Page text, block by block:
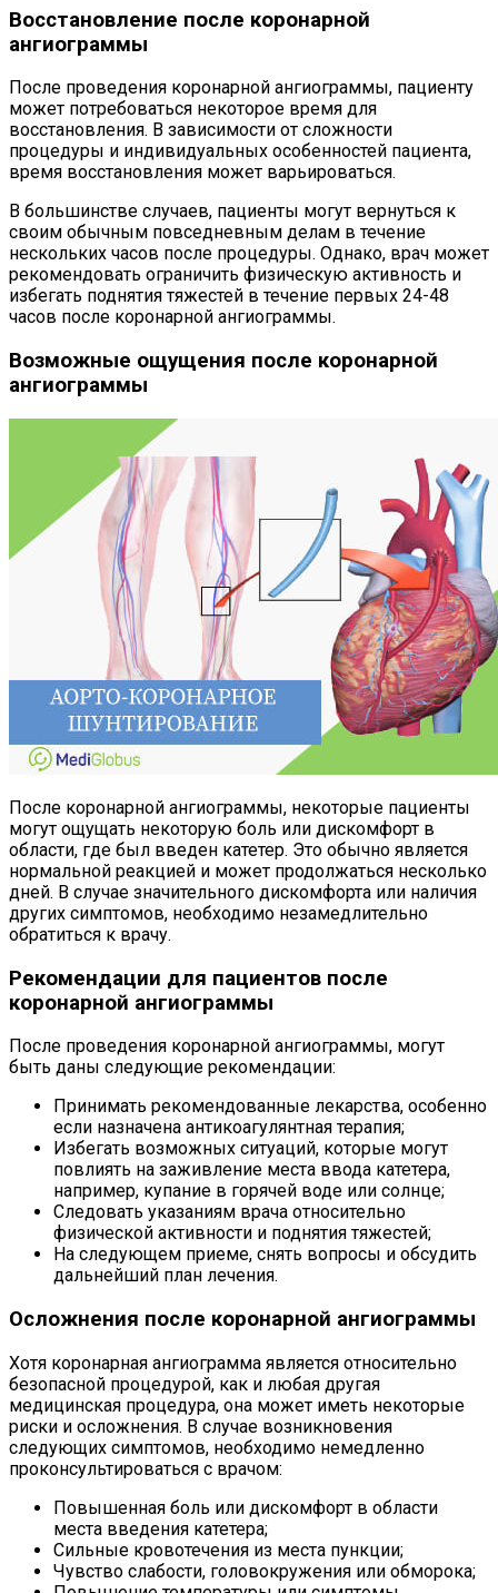
Восстановление после коронарной
ангиограммы
После проведения коронарной ангиограммы, пациенту
может потребоваться некоторое время для
восстановления. В зависимости от сложности
процедуры и индивидуальных особенностей пациента,
время восстановления может варьироваться.
В большинстве случаев, пациенты могут вернуться к
своим обычным повседневным делам в течение
нескольких часов после процедуры. Однако, врач может
рекомендовать ограничить физическую активность и
избегать поднятия тяжестей в течение первых 24-48
часов после коронарной ангиограммы.
Возможные ощущения после коронарной
ангиограммы
После коронарной ангиограммы, некоторые пациенты
могут ощущать некоторую боль или дискомфорт в
области, где был введен катетер. Это обычно является
нормальной реакцией и может продолжаться несколько
дней. В случае значительного дискомфорта или наличия
других симптомов, необходимо незамедлительно
обратиться к врачу.
Рекомендации для пациентов после
коронарной ангиограммы
После проведения коронарной ангиограммы, могут
быть даны следующие рекомендации:
Принимать рекомендованные лекарства, особенно
если назначена антикоагулянтная терапия;
Избегать возможных ситуаций, которые могут
повлиять на заживление места ввода катетера,
например, купание в горячей воде или солнце;
Следовать указаниям врача относительно
физической активности и поднятия тяжестей;
На следующем приеме, снять вопросы и обсудить
дальнейший план лечения.
Осложнения после коронарной ангиограммы
Хотя коронарная ангиограмма является относительно
безопасной процедурой, как и любая другая
медицинская процедура, она может иметь некоторые
риски и осложнения. В случае возникновения
следующих симптомов, необходимо немедленно
проконсультироваться с врачом:
Повышенная боль или дискомфорт в области
места введения катетера;
Сильные кровотечения из места пункции;
Чувство слабости, головокружения или обморока;